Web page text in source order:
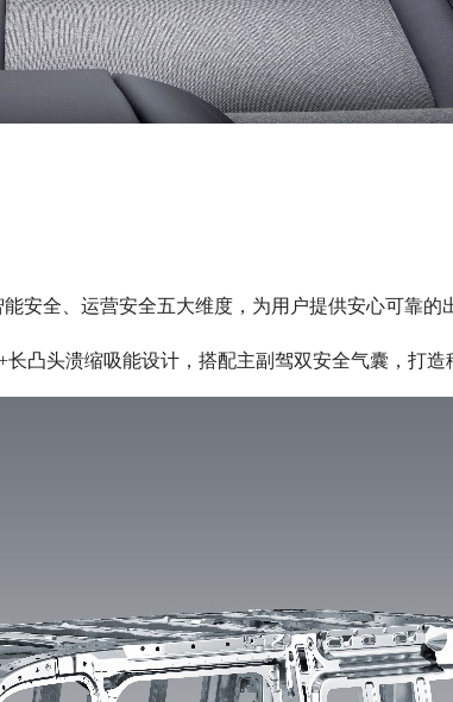
安全、运营安全五大维度，为用户提供安心可靠的
凸头溃缩吸能设计，搭配主副驾双安全气囊，打造